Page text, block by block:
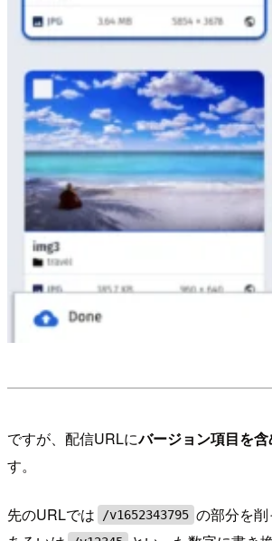
ですが、配信URLにバージョン項目を
す。
先のURLでは /v1652343795 の部分を削